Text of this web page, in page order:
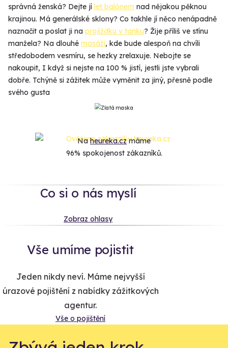
správná ženská? Dejte jí let balónem nad nějakou pěknou
krajinou. Má generálské sklony? Co takhle jí něco nenápadně
naznačit a poslat ji na projížďku v tanku? Žije příliš ve stínu
manžela? Na dlouhé masáži, kde bude alespoň na chvíli
středobodem vesmíru, se hezky zrelaxuje. Nebojte se
nakoupit, I když si nejste na 100 % jistí, jestli jste vybrali
dobře. Tchýně si zážitek může vyměnit za jiný, přesně podle
svého gusta
Naheureka.czmáme
96% spokojenost zákazníků.
Co si o nás myslí
Zobraz ohlasy
Vše umíme pojistit
Jeden nikdy neví. Máme nejvyšší
úrazové pojištění z nabídky zážitkových
agentur.
Vše o pojištění